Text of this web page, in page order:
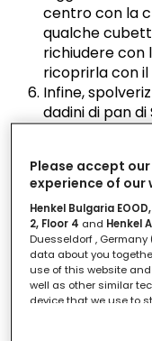
centro con la
qualche
richiudere con
ricoprirla con
Infine,
dadini di pan
Ora tocca a te!
cose nuove,ai
Nelsen.
Please accept
experience of our
Henkel Bulgaria
2, Floor 4 and Henkel
Duesseldorf , Germany
data about you
use of this website
well as other similar
device that we use to